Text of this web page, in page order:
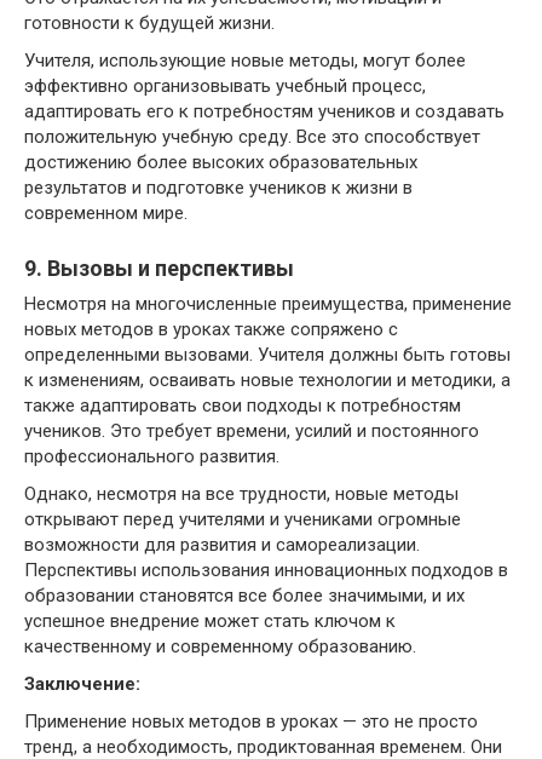
готовности к будущей жизни.
Учителя, использующие новые методы, могут более
эффективно организовывать учебный процесс,
адаптировать его к потребностям учеников и создавать
положительную учебную среду. Все это способствует
достижению более высоких образовательных
результатов и подготовке учеников к жизни в
современном мире.
9. Вызовы и перспективы
Несмотря на многочисленные преимущества, применение
новых методов в уроках также сопряжено с
определенными вызовами. Учителя должны быть готовы
к изменениям, осваивать новые технологии и методики, а
также адаптировать свои подходы к потребностям
учеников. Это требует времени, усилий и постоянного
профессионального развития.
Однако, несмотря на все трудности, новые методы
открывают перед учителями и учениками огромные
возможности для развития и самореализации.
Перспективы использования инновационных подходов в
образовании становятся все более значимыми, и их
успешное внедрение может стать ключом к
качественному и современному образованию.
Заключение:
Применение новых методов в уроках — это не просто
тренд, а необходимость, продиктованная временем. Они